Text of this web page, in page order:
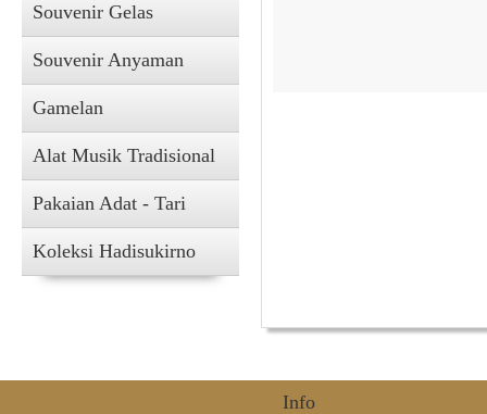
Souvenir Gelas
Souvenir Anyaman
Gamelan
Alat Musik Tradisional
Pakaian Adat - Tari
Koleksi Hadisukirno
Info